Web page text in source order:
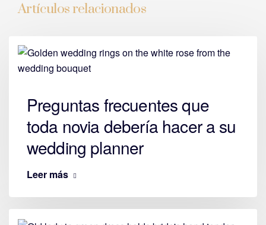
Artículos relacionados
Preguntas frecuentes que
toda novia debería hacer a su
wedding planner
Leer más